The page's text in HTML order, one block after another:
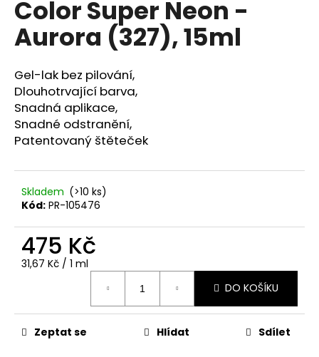
Color Super Neon -
Aurora (327), 15ml
Gel-lak bez pilování,
Dlouhotrvající barva,
Snadná aplikace,
Snadné odstranění,
Patentovaný štěteček
Skladem (>10 ks)
Kód: PR-105476
475 Kč
Měrná
31,67 Kč / 1 ml
DO KOŠÍKU
Zeptat se Hlídat Sdílet
a
j
t
?
D
o
p
u